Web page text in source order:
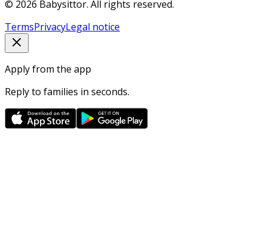
© 2026 Babysittor. All rights reserved.
TermsPrivacyLegal notice
Apply from the app
Reply to families in seconds.